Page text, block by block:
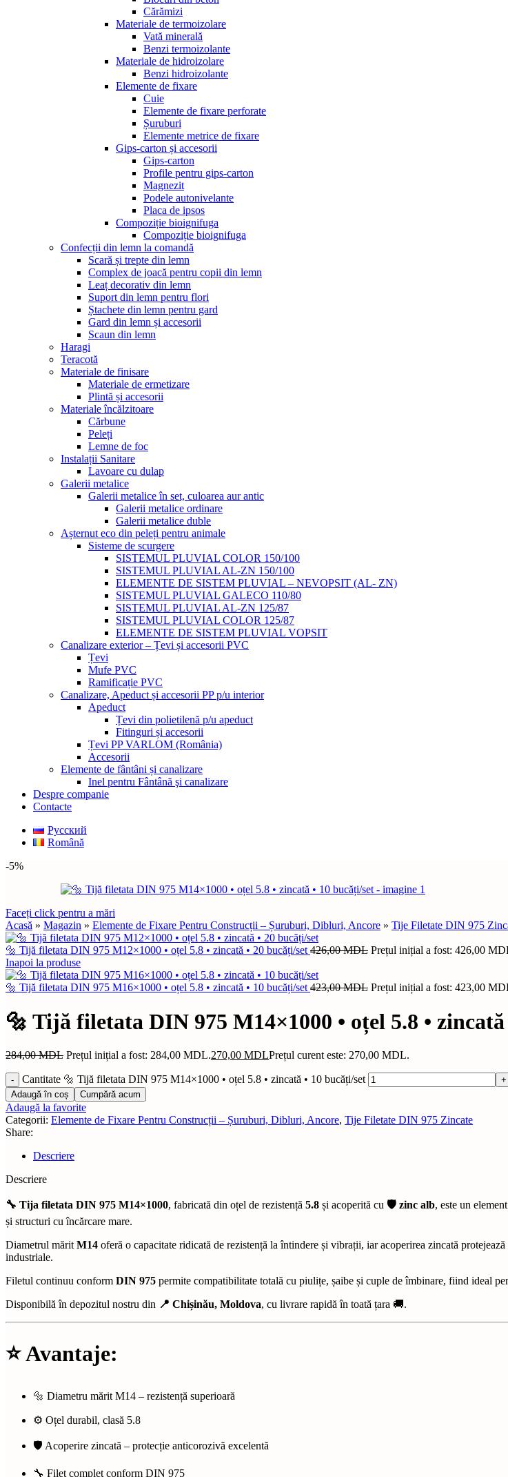
Cărămizi
Materiale de termoizolare
Vată minerală
Benzi termoizolante
Materiale de hidroizolare
Benzi hidroizolante
Elemente de fixare
Cuie
Elemente de fixare perforate
Șuruburi
Elemente metrice de fixare
Gips-carton și accesorii
Gips-carton
Profile pentru gips-carton
Magnezit
Podele autonivelante
Placa de ipsos
Compoziție bioignifuga
Compoziție bioignifuga
Confecții din lemn la comandă
Scară și trepte din lemn
Complex de joacă pentru copii din lemn
Leaț decorativ din lemn
Suport din lemn pentru flori
Ștachete din lemn pentru gard
Gard din lemn și accesorii
Scaun din lemn
Haragi
Teracotă
Materiale de finisare
Materiale de ermetizare
Plintă și accesorii
Materiale încălzitoare
Cărbune
Peleți
Lemne de foc
Instalații Sanitare
Lavoare cu dulap
Galerii metalice
Galerii metalice în set, culoarea aur antic
Galerii metalice ordinare
Galerii metalice duble
Așternut eco din peleți pentru animale
Sisteme de scurgere
SISTEMUL PLUVIAL COLOR 150/100
SISTEMUL PLUVIAL AL-ZN 150/100
ELEMENTE DE SISTEM PLUVIAL – NEVOPSIT (AL- ZN)
SISTEMUL PLUVIAL GALECO 110/80
SISTEMUL PLUVIAL AL-ZN 125/87
SISTEMUL PLUVIAL COLOR 125/87
ELEMENTE DE SISTEM PLUVIAL VOPSIT
Canalizare exterior – Țevi și accesorii PVC
Țevi
Mufe PVC
Ramificație PVC
Canalizare, Apeduct și accesorii PP p/u interior
Apeduct
Țevi din polietilenă p/u apeduct
Fitinguri și accesorii
Țevi PP VARLOM (România)
Accesorii
Elemente de fântâni și canalizare
Inel pentru Fântână şi canalizare
Despre companie
Contacte
Русский
Română
-5%
Faceți click pentru a mări
Acasă » Magazin » Elemente de Fixare Pentru Construcții – Șuruburi, Dibluri, Ancore » Tije Filetate DIN 975
🔩 Tijă filetata DIN 975 M12×1000 • oțel 5.8 • zincată • 20 bucăți/set 426,00MDL Prețul inițial a fost: 426,00
Inapoi la produse
🔩 Tijă filetata DIN 975 M16×1000 • oțel 5.8 • zincată • 10 bucăți/set 423,00MDL Prețul inițial a fost: 423,00
🔩 Tijă filetata DIN 975 M14×1000 • oțel 5.8 •
284,00MDL Prețul inițial a fost: 284,00 MDL.270,00 MDLPrețul curent este: 270,00 MDL.
Cantitate 🔩 Tijă filetata DIN 975 M14×1000 • oțel 5.8 • zincată • 10 bucăți/set
Adaugă în coș Cumpără acum
Adaugă la favorite
Categorii: Elemente de Fixare Pentru Construcții – Șuruburi, Dibluri, Ancore, Tije Filetate DIN 975 Zincate
Share:
Descriere
Descriere
🔧 Tija filetata DIN 975 M14×1000, fabricată din oțel de rezistență 5.8 și acoperită cu 🛡️ zinc alb, este un
și structuri cu încărcare mare.
Diametrul mărit M14 oferă o capacitate ridicată de rezistență la întindere și vibrații, iar acoperirea zincată
industriale.
Filetul continuu conform DIN 975 permite compatibilitate totală cu piulițe, șaibe și cuple de îmbinare, fiind ideal
Disponibilă în depozitul nostru din 📍 Chișinău, Moldova, cu livrare rapidă în toată țara 🚚.
⭐Avantaje:
🔩 Diametru mărit M14 – rezistență superioară
⚙️ Oțel durabil, clasă 5.8
🛡️ Acoperire zincată – protecție anticorozivă excelentă
🔧 Filet complet conform DIN 975